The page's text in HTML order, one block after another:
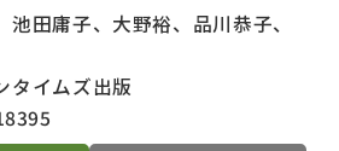
池田庸子、大野裕、品川恭子、
タイムズ出版